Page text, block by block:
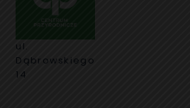
ul.
Dąbrowskiego
14